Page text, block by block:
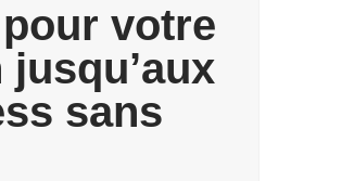
votre
sans